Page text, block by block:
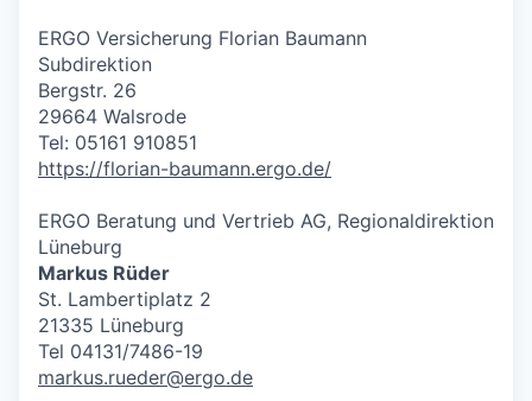
ERGO Versicherung Florian Baumann
Subdirektion
Bergstr. 26
29664 Walsrode
Tel: 05161 910851
https://florian-baumann.ergo.de/
ERGO Beratung und Vertrieb AG, Regionaldirektion
Lüneburg
Markus Rüder
St. Lambertiplatz 2
21335 Lüneburg
Tel 04131/7486-19
markus.rueder@ergo.de